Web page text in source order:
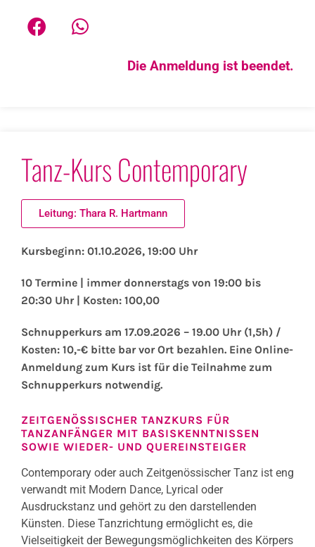
Die Anmeldung ist beendet.
Tanz-Kurs Contemporary
Leitung: Thara R. Hartmann
Kursbeginn: 01.10.2026, 19:00 Uhr
10 Termine | immer donnerstags von 19:00 bis
20:30 Uhr | Kosten: 100,00
Schnupperkurs am 17.09.2026 – 19.00 Uhr (1,5h) /
Kosten: 10,-€ bitte bar vor Ort bezahlen. Eine Online-
Anmeldung zum Kurs ist für die Teilnahme zum
Schnupperkurs notwendig.
ZEITGENÖSSISCHER TANZKURS FÜR
TANZANFÄNGER MIT BASISKENNTNISSEN
SOWIE WIEDER- UND QUEREINSTEIGER
Contemporary oder auch Zeitgenössischer Tanz ist eng
verwandt mit Modern Dance, Lyrical oder
Ausdruckstanz und gehört zu den darstellenden
Künsten. Diese Tanzrichtung ermöglicht es, die
Vielseitigkeit der Bewegungsmöglichkeiten des Körpers